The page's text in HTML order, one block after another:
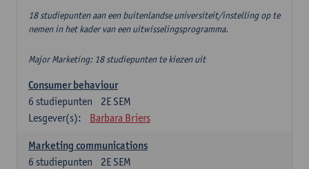
18 studiepunten aan een buitenlandse universiteit/instelling op te
nemen in het kader van een uitwisselingsprogramma.
Major Marketing: 18 studiepunten te kiezen uit
Consumer behaviour
2E SEM
6 studiepunten
Lesgever(s):
Barbara Briers
Marketing communications
2E SEM
6 studiepunten